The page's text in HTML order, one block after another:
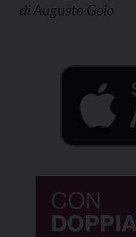
diAugusto Goio